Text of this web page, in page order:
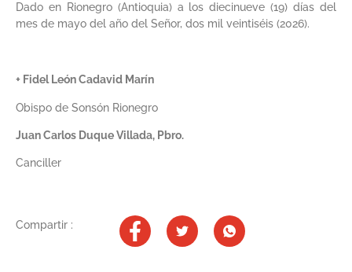
Dado en Rionegro (Antioquia) a los diecinueve (19) días del
mes de mayo del año del Señor, dos mil veintiséis (2026).
+ Fidel León Cadavid Marín
Obispo de Sonsón Rionegro
Juan Carlos Duque Villada, Pbro.
Canciller
Compartir :